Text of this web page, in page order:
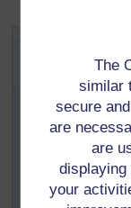
The
similar
secure
are
are
your
في
عام للمدرسة
حيث تؤدي كل
الدراسي.